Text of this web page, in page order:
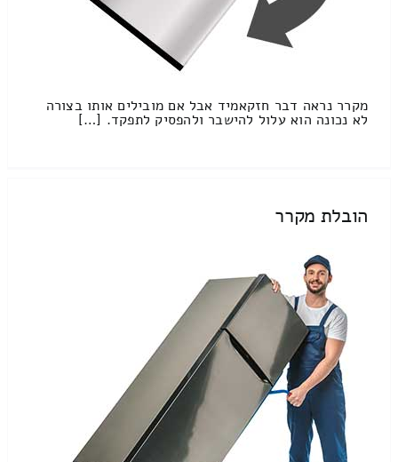
מקרר נראה דבר חזקאמיד אבל אם מובילים אותו בצורה
לא נכונה הוא עלול להישבר ולהפסיק לתפקד. […]
הובלת מקרר